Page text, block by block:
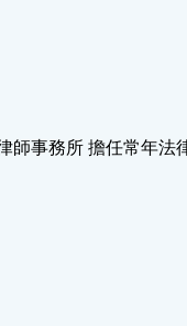
師事務所 擔任常年法